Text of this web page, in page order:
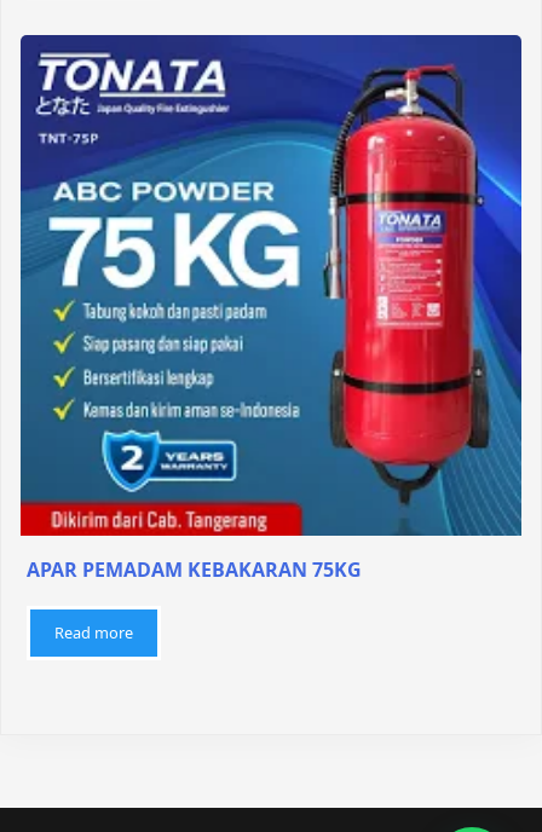
APAR PEMADAM KEBAKARAN 75KG
Read more